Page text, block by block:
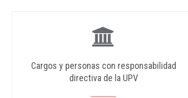
Cargos y personas con responsabilidad
directiva de la UPV